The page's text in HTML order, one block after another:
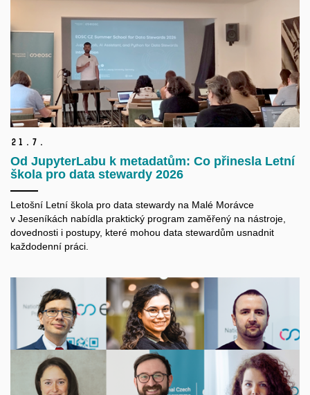
21. 7.
Od JupyterLabu k metadatům: Co přinesla Letní
škola pro data stewardy 2026
Letošní Letní škola pro data stewardy na Malé Morávce
v Jeseníkách nabídla praktický program zaměřený na nástroje,
dovednosti i postupy, které mohou data stewardům usnadnit
každodenní práci.